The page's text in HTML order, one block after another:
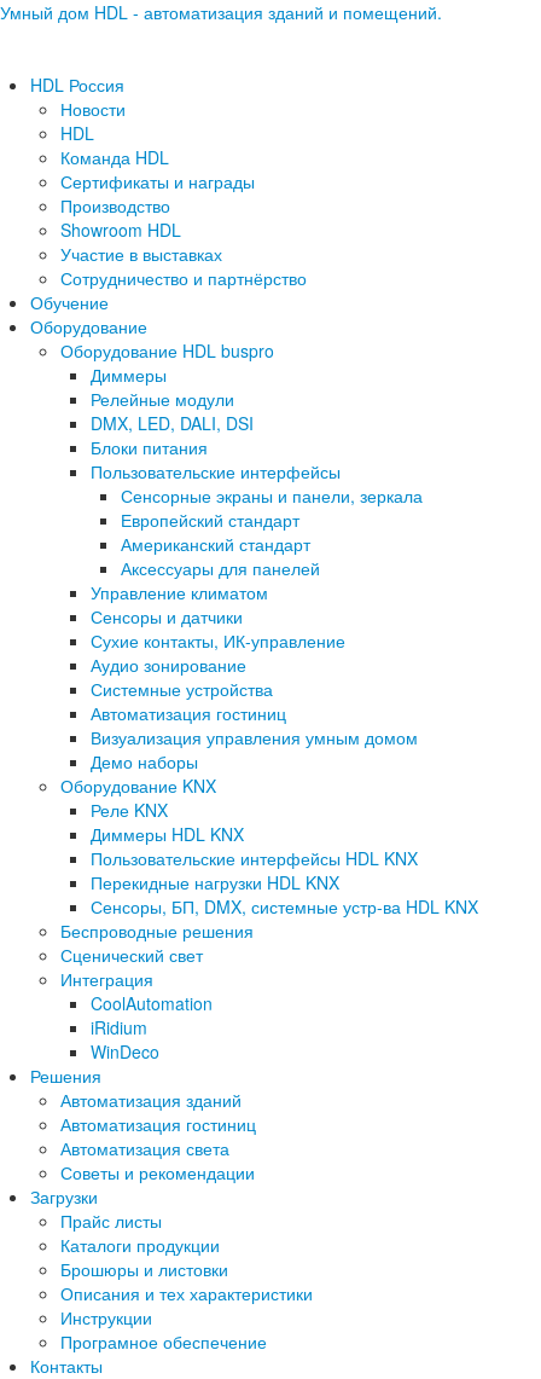
Умный дом HDL - автоматизация зданий и помещений.
HDL Россия
Новости
HDL
Команда HDL
Сертификаты и награды
Производство
Showroom HDL
Участие в выставках
Сотрудничество и партнёрство
Обучение
Оборудование
Оборудование HDL buspro
Диммеры
Релейные модули
DMX, LED, DALI, DSI
Блоки питания
Пользовательские интерфейсы
Сенсорные экраны и панели, зеркала
Европейский стандарт
Американский стандарт
Аксессуары для панелей
Управление климатом
Сенсоры и датчики
Сухие контакты, ИК-управление
Аудио зонирование
Системные устройства
Автоматизация гостиниц
Визуализация управления умным домом
Демо наборы
Оборудование KNX
Реле KNX
Диммеры HDL KNX
Пользовательские интерфейсы HDL KNX
Перекидные нагрузки HDL KNX
Сенсоры, БП, DMX, системные устр-ва HDL KNX
Беспроводные решения
Сценический свет
Интеграция
CoolAutomation
iRidium
WinDeco
Решения
Автоматизация зданий
Автоматизация гостиниц
Автоматизация света
Советы и рекомендации
Загрузки
Прайс листы
Каталоги продукции
Брошюры и листовки
Описания и тех характеристики
Инструкции
Програмное обеспечение
Контакты